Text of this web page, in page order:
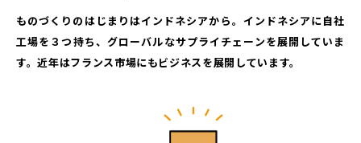
ものづくりのはじまりはインドネシアから。インドネシアに自社
工場を３つ持ち、グローバルなサプライチェーンを展開していま
す。近年はフランス市場にもビジネスを展開しています。